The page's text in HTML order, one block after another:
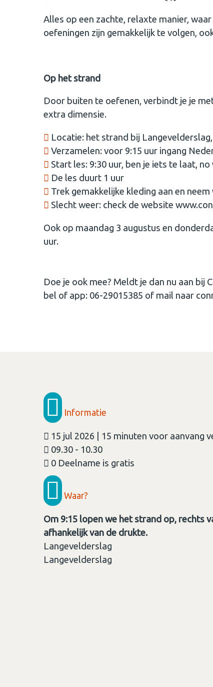
Alles op een zachte, relaxte manier,
oefeningen zijn gemakkelijk te volgen,
Op het strand
Door buiten te oefenen, verbindt je je
extra dimensie.
Locatie: het strand bij
Verzamelen: voor 9:15 uur ingang
Start les: 9:30 uur, ben je iets te laat,
De les duurt 1 uur
Trek gemakkelijke kleding aan en
Slecht weer: check de website
Ook op maandag 3 augustus en
uur.
Doe je ook mee? Meldt je dan nu aan bij
bel of app: 06-29015385 of mail naar
Informatie
15 jul 2026 | 15 minuten voor aanvang
09.30 - 10.30
0 Deelname is gratis
Waar?
Om 9:15 lopen we het strand op, rechts
afhankelijk van de drukte.
Langevelderslag
Langevelderslag